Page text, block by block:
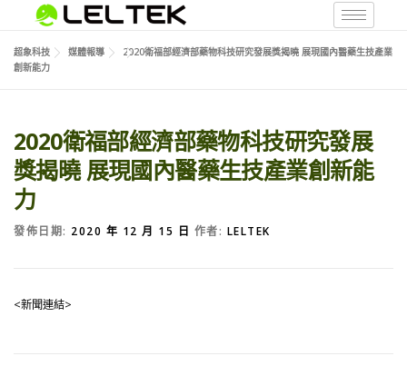
超象科技 媒體報導
2020衛福部經濟部藥物科技研究發展獎揭曉 展現國內醫藥生技產業
創新能力
2020衛福部經濟部藥物科技研究發展
獎揭曉 展現國內醫藥生技產業創新能
力
發佈日期: 2020 年 12 月 15 日 作者: LELTEK
<新聞連結>